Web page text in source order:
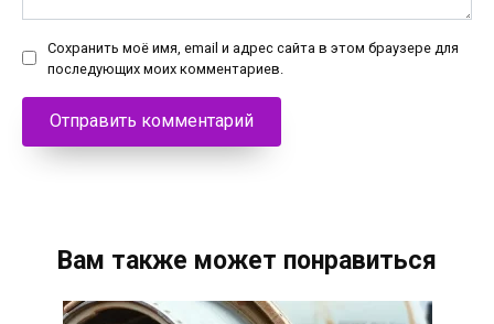
Сохранить моё имя, email и адрес сайта в этом браузере для
последующих моих комментариев.
Вам также может понравиться